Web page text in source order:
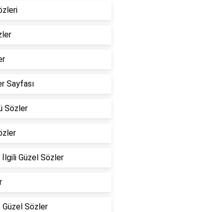
Sayfası
Sözler
İlgili Güzel Sözler
Sözler